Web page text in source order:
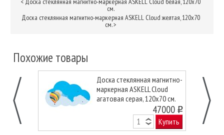
см.
Доска стеклянная магнитно-маркерная ASKELL Cloud желтая, 120х70
см.>
Похожие товары
Доска стеклянная магнитно-
маркерная ASKELL Cloud
агатовая серая, 120х70 см.
47000 o
Купить